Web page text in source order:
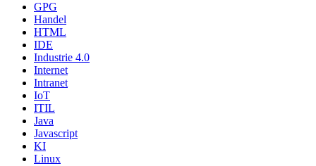
GPG
Handel
HTML
IDE
Industrie 4.0
Internet
Intranet
IoT
ITIL
Java
Javascript
KI
Linux